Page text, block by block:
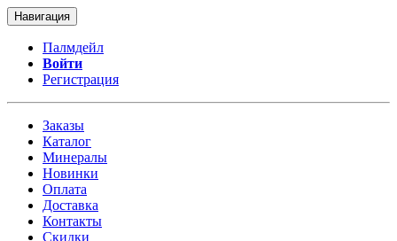
Навигация
Палмдейл
Войти
Регистрация
Заказы
Каталог
Минералы
Новинки
Оплата
Доставка
Контакты
Скидки